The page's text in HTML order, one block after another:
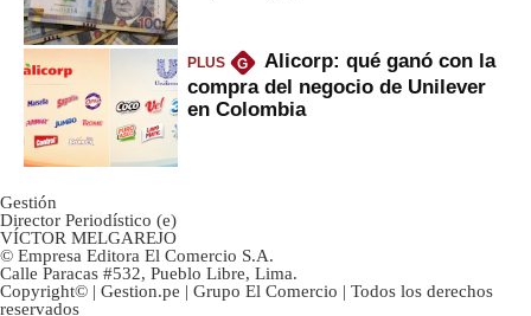
PLUS G
Alicorp: qué ganó con la
compra del negocio de Unilever
en Colombia
Gestión
Director Periodístico (e)
VÍCTOR MELGAREJO
© Empresa Editora El Comercio S.A.
Calle Paracas #532, Pueblo Libre, Lima.
Copyright© | Gestion.pe | Grupo El Comercio | Todos los derechos
reservados